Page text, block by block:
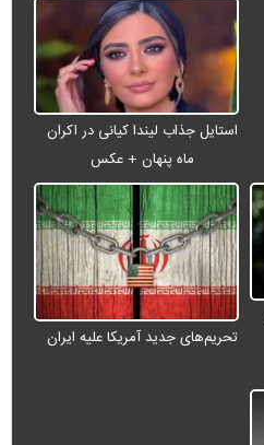
استایل جذاب لیندا کیانی در اکران
ماه پنهان + عکس
تحریم‌های جدید آمریکا علیه ایران